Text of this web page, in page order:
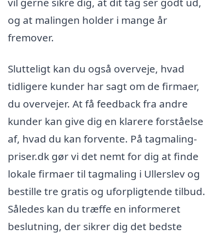
og at malingen holder i mange år
fremover.
Slutteligt kan du også overveje, hvad
tidligere kunder har sagt om de firmaer,
du overvejer. At få feedback fra andre
kunder kan give dig en klarere forståelse
af, hvad du kan forvente. På tagmaling-
priser.dk gør vi det nemt for dig at finde
lokale firmaer til tagmaling i Ullerslev og
bestille tre gratis og uforpligtende tilbud.
Således kan du træffe en informeret
beslutning, der sikrer dig det bedste